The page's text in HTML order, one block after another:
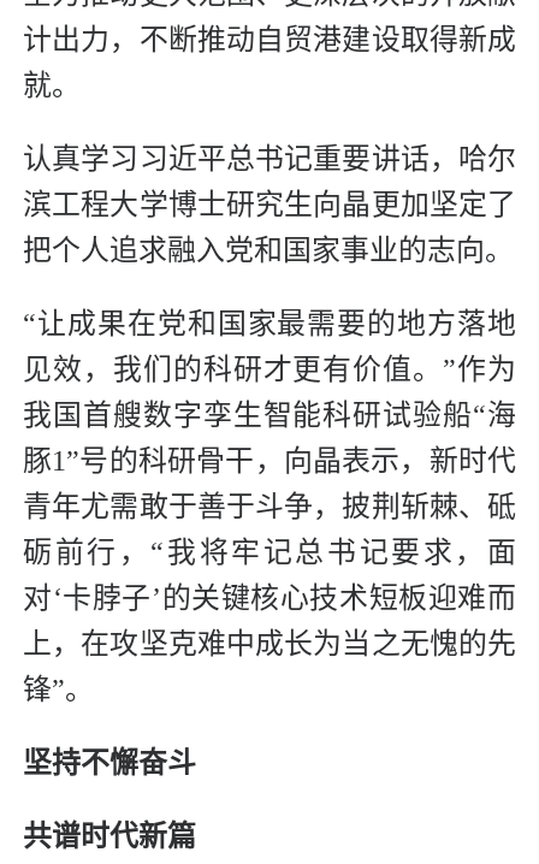
计出力，不断推动自贸港建设取得新成
就。
认真学习习近平总书记重要讲话，哈尔
滨工程大学博士研究生向晶更加坚定了
把个人追求融入党和国家事业的志向。
“让成果在党和国家最需要的地方落地
见效，我们的科研才更有价值。”作为
我国首艘数字孪生智能科研试验船“海
豚1”号的科研骨干，向晶表示，新时代
青年尤需敢于善于斗争，披荆斩棘、砥
砺前行，“我将牢记总书记要求，面
对‘卡脖子’的关键核心技术短板迎难而
上，在攻坚克难中成长为当之无愧的先
锋”。
坚持不懈奋斗
共谱时代新篇